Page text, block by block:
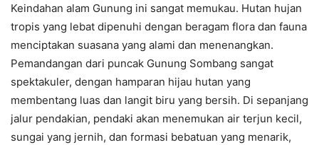
Keindahan alam Gunung ini sangat memukau. Hutan hujan
tropis yang lebat dipenuhi dengan beragam flora dan fauna
menciptakan suasana yang alami dan menenangkan.
Pemandangan dari puncak Gunung Sombang sangat
spektakuler, dengan hamparan hijau hutan yang
membentang luas dan langit biru yang bersih. Di sepanjang
jalur pendakian, pendaki akan menemukan air terjun kecil,
sungai yang jernih, dan formasi bebatuan yang menarik,